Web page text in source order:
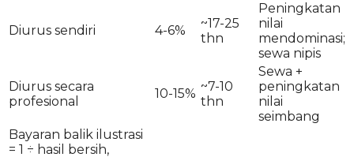
Diurus sendiri 4-6%
~17-25
thn
Peningkatan
nilai
mendominasi;
sewa nipis
Diurus secara
profesional
10-15% ~7-10
thn
Sewa +
peningkatan
nilai
seimbang
Bayaran balik ilustrasi
= 1 ÷ hasil bersih,